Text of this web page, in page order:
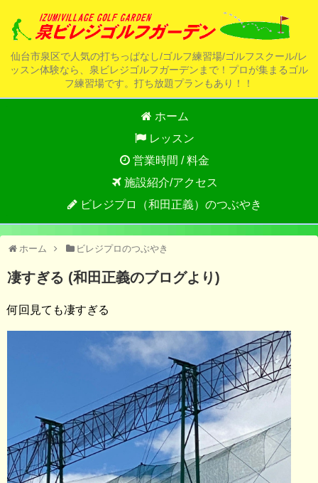
仙台市泉区で人気の打ちっぱなし/ゴルフ練習場/ゴルフスクール/レ
ッスン体験なら、泉ビレジゴルフガーデンまで！プロが集まるゴル
フ練習場です。打ち放題プランもあり！！
ホーム
レッスン
営業時間 / 料金
施設紹介/アクセス
ビレジプロ（和田正義）のつぶやき
ホーム ビレジプロのつぶやき
凄すぎる (和田正義のブログより)
何回見ても凄すぎる